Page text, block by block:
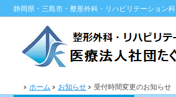
静岡県・三島市・整形外科・リハビリテーション科
ホーム お知らせ 受付時間変更のお知らせ